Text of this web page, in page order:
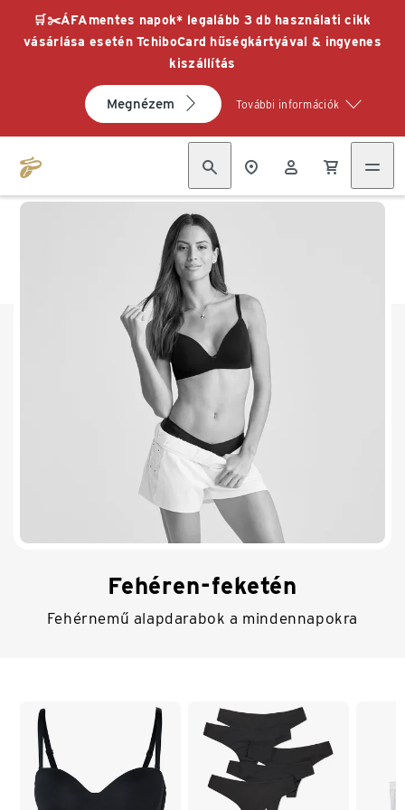
🛒✂️ÁFAmentes napok* legalább 3 db használati cikk
vásárlása esetén TchiboCard hűségkártyával & ingyenes
kiszállítás
Megnézem További információk
Fehéren-feketén
Fehérnemű alapdarabok a mindennapokra